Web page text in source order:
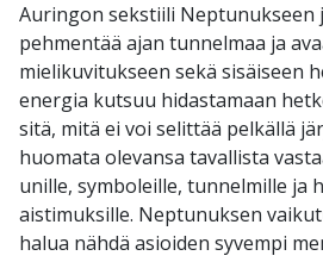
Auringon sekstiili Neptunukseen
pehmentää ajan tunnelmaa ja
mielikuvitukseen sekä sisäiseen
energia kutsuu hidastamaan
sitä, mitä ei voi selittää pelkällä
huomata olevansa tavallista
unille, symboleille, tunnelmille ja
aistimuksille. Neptunuksen
halua nähdä asioiden syvempi